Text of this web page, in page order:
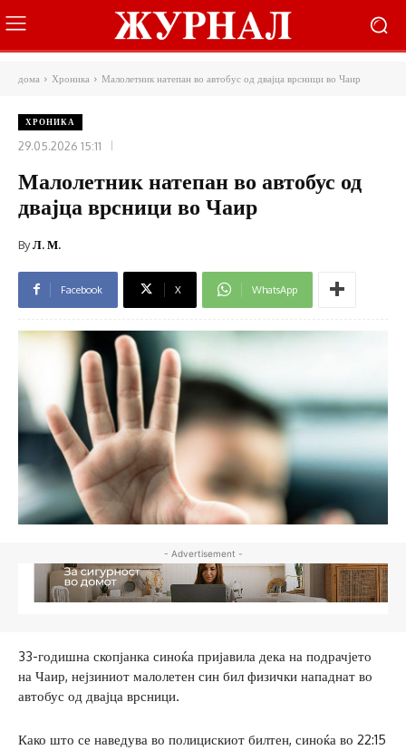
дома Хроника Малолетник натепан во автобус од двајца врсници во Чаир
ХРОНИКА
29.05.2026 15:11
Малолетник натепан во автобус од
двајца врсници во Чаир
ByЛ. М.
Facebook X WhatsApp
- Advertisement -
33-годишна скопјанка синоќа пријавила дека на подрачјето
на Чаир, нејзиниот малолетен син бил физички нападнат во
автобус од двајца врсници.
Како што се наведува во полицискиот билтен, синоќа во 22:15